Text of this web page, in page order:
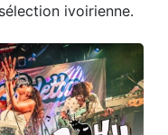
ivoirienne.